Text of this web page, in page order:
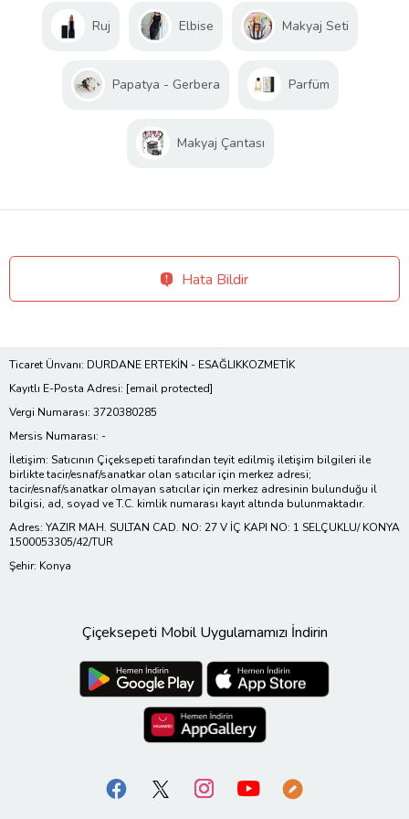
Ruj Elbise Makyaj Seti
Papatya - Gerbera Parfüm
Makyaj Çantası
Hata Bildir
Ticaret Ünvanı: DURDANE ERTEKİN - ESAĞLIKKOZMETİK
Kayıtlı E-Posta Adresi: [email protected]
Vergi Numarası: 3720380285
Mersis Numarası: -
İletişim: Satıcının Çiçeksepeti tarafından teyit edilmiş iletişim bilgileri ile
birlikte tacir/esnaf/sanatkar olan satıcılar için merkez adresi;
tacir/esnaf/sanatkar olmayan satıcılar için merkez adresinin bulunduğu il
bilgisi, ad, soyad ve T.C. kimlik numarası kayıt altında bulunmaktadır.
Adres: YAZIR MAH. SULTAN CAD. NO: 27 V İÇ KAPI NO: 1 SELÇUKLU/ KONYA
1500053305/42/TUR
Şehir: Konya
Çiçeksepeti Mobil Uygulamamızı İndirin